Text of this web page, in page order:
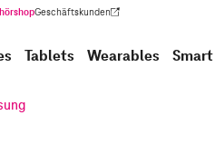
Geschäftskunden
(Wird in einem neuen Tab geöffnet)
Tablets Wearables